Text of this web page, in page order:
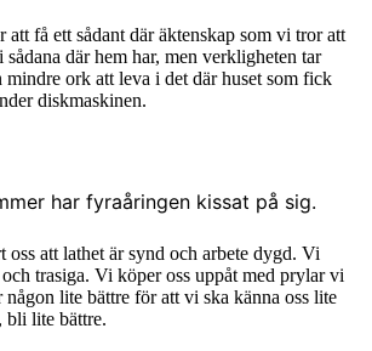
få ett sådant där äktenskap som vi tror att
där hem har, men verkligheten tar
ork att leva i det där huset som fick
diskmaskinen.
har fyraåringen kissat på sig.
oss att lathet är synd och arbete dygd. Vi
och trasiga. Vi köper oss uppåt med prylar vi
lite bättre för att vi ska känna oss lite
bli lite bättre.